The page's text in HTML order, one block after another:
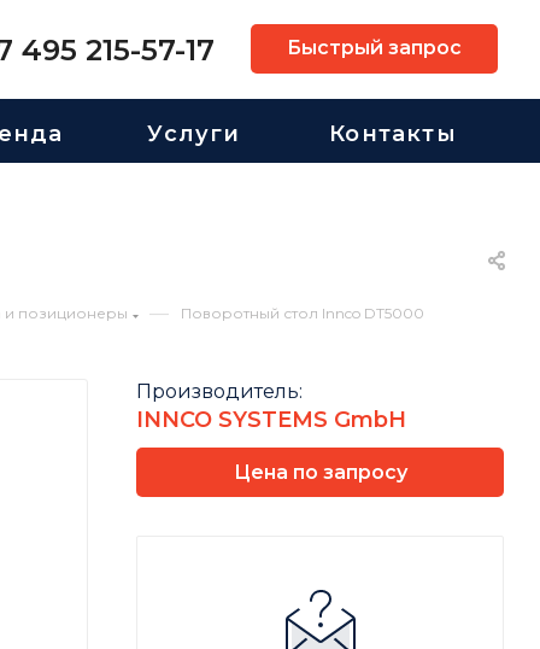
495 215-57-17 Быстрый запрос
Услуги Контакты
и позиционеры — Поворотный стол Innco DT5000
Производитель:
INNCO SYSTEMS GmbH
Цена по запросу